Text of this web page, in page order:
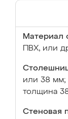
Материал
ПВХ, или
или 38 мм;
толщина
Стеновая